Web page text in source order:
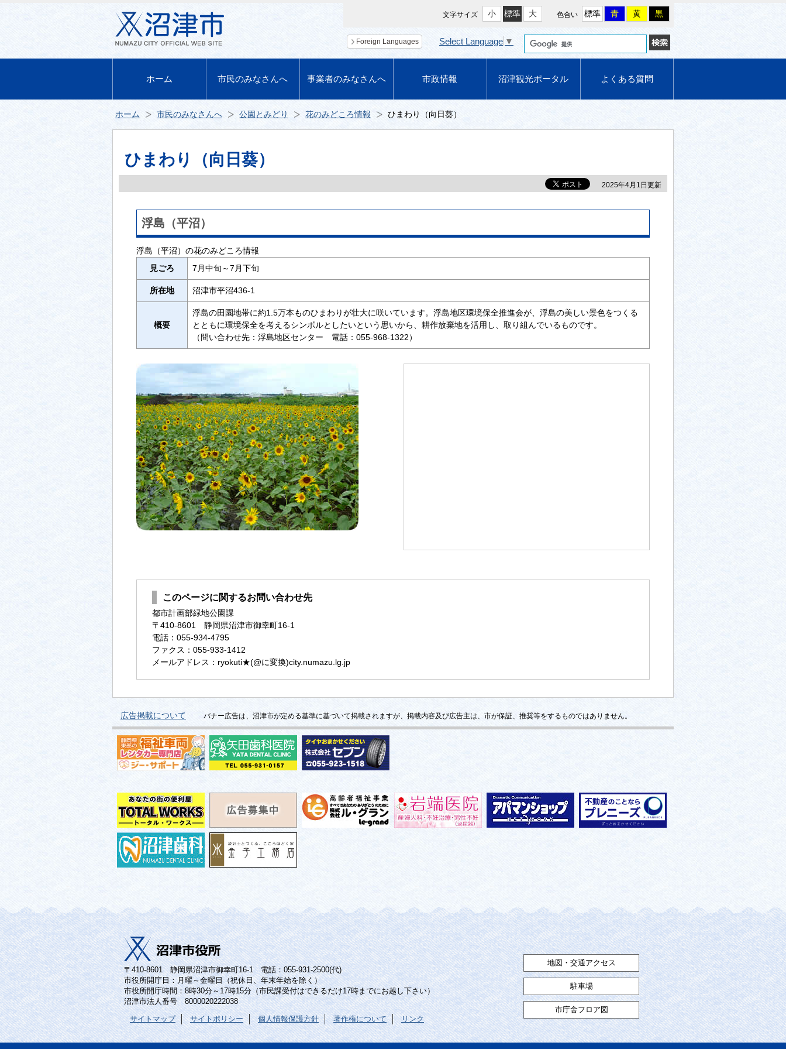
ホーム 市民のみなさんへ 事業者のみなさんへ 市政情報 沼津観光ポータル よくある質問
文字サイズ 小 標準 大 色合い 標準 青 黄 黒
Foreign Languages Select Language ▼
ホーム 市民のみなさんへ 公園とみどり 花のみどころ情報 ひまわり（向日葵）
ひまわり（向日葵）
2025年4月1日更新
浮島（平沼）
浮島（平沼）の花のみどころ情報
見ごろ
7月中旬～7月下旬
所在地 沼津市平沼436-1
概要
浮島の田園地帯に約1.5万本ものひまわりが壮大に咲いています。浮島地区環境保全推進会が、浮島の美しい景色をつくる
とともに環境保全を考えるシンボルとしたいという思いから、耕作放棄地を活用し、取り組んでいるものです。
（問い合わせ先：浮島地区センター 電話：055-968-1322）
このページに関するお問い合わせ先
都市計画部緑地公園課
〒410-8601 静岡県沼津市御幸町16-1
電話：055-934-4795
ファクス：055-933-1412
メールアドレス：ryokuti★(@に変換)city.numazu.lg.jp
広告掲載について バナー広告は、沼津市が定める基準に基づいて掲載されますが、掲載内容及び広告主は、市が保証、推奨等をするものではありません。
〒410-8601 静岡県沼津市御幸町16-1 電話：055-931-2500(代)
市役所開庁日：月曜～金曜日（祝休日、年末年始を除く）
市役所開庁時間：8時30分～17時15分（市民課受付はできるだけ17時までにお越し下さい）
沼津市法人番号 8000020222038
サイトマップ サイトポリシー 個人情報保護方針 著作権について リンク
地図・交通アクセス
駐車場
市庁舎フロア図